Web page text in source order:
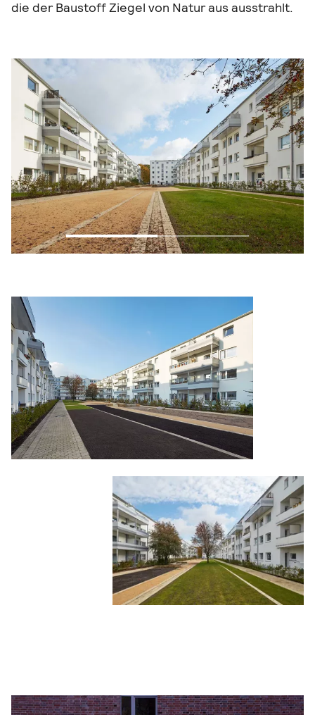
die der Baustoff Ziegel von Natur aus ausstrahlt.